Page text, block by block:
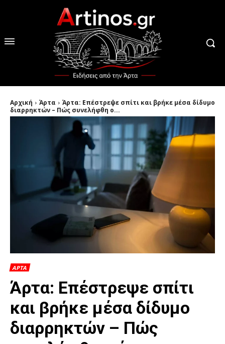
Αρχική Άρτα
Άρτα: Επέστρεψε σπίτι και βρήκε μέσα δίδυμο
διαρρηκτών – Πώς συνελήφθη ο...
ΑΡΤΑ
Άρτα: Επέστρεψε σπίτι
και βρήκε μέσα δίδυμο
διαρρηκτών – Πώς